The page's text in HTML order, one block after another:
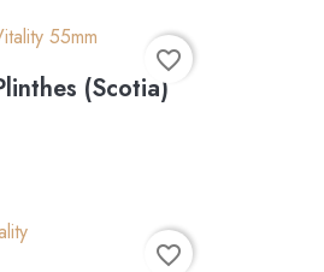
(scotia)
favorite_border
favorite_border